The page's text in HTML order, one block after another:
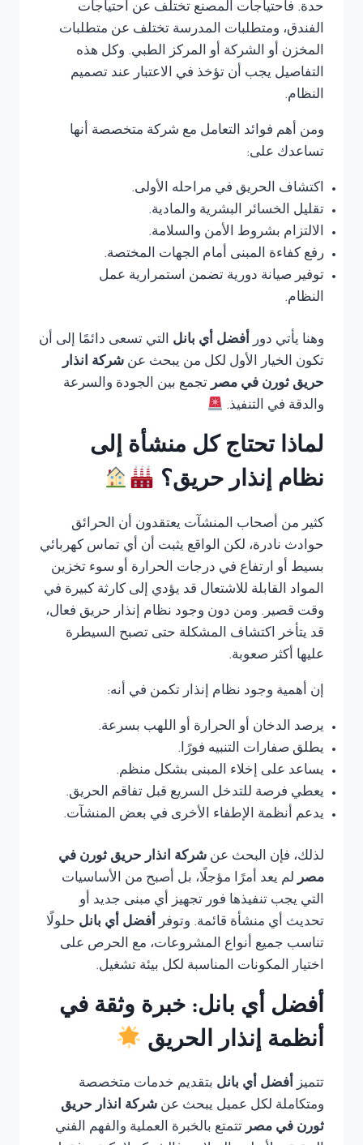
حدة. فاحتياجات المصنع تختلف عن احتياجات
الفندق، ومتطلبات المدرسة تختلف عن متطلبات
المخزن أو الشركة أو المركز الطبي. وكل هذه
التفاصيل يجب أن تؤخذ في الاعتبار عند تصميم
النظام.
ومن أهم فوائد التعامل مع شركة متخصصة أنها
تساعدك على:
اكتشاف الحريق في مراحله الأولى.
تقليل الخسائر البشرية والمادية.
الالتزام بشروط الأمن والسلامة.
رفع كفاءة المبنى أمام الجهات المختصة.
توفير صيانة دورية تضمن استمرارية عمل
النظام.
وهنا يأتي دور أفضل أي بانل التي تسعى دائمًا إلى أن
تكون الخيار الأول لكل من يبحث عن شركة انذار
حريق ثورن في مصرتجمع بين الجودة والسرعة
والدقة في التنفيذ.
لماذا تحتاج كل منشأة إلى
نظام إنذار حريق؟
كثير من أصحاب المنشآت يعتقدون أن الحرائق
حوادث نادرة، لكن الواقع يثبت أن أي تماس كهربائي
بسيط أو ارتفاع في درجات الحرارة أو سوء تخزين
المواد القابلة للاشتعال قد يؤدي إلى كارثة كبيرة في
وقت قصير. ومن دون وجود نظام إنذار حريق فعال،
قد يتأخر اكتشاف المشكلة حتى تصبح السيطرة
عليها أكثر صعوبة.
إن أهمية وجود نظام إنذار تكمن في أنه:
يرصد الدخان أو الحرارة أو اللهب بسرعة.
يطلق صفارات التنبيه فورًا.
يساعد على إخلاء المبنى بشكل منظم.
يعطي فرصة للتدخل السريع قبل تفاقم الحريق.
يدعم أنظمة الإطفاء الأخرى في بعض المنشآت.
لذلك، فإن البحث عن شركة انذار حريق ثورن في
مصر لم يعد أمرًا مؤجلًا، بل أصبح من الأساسيات
التي يجب تنفيذها فور تجهيز أي مبنى جديد أو
تحديث أي منشأة قائمة. وتوفر أفضل أي بانل حلولًا
تناسب جميع أنواع المشروعات، مع الحرص على
اختيار المكونات المناسبة لكل بيئة تشغيل.
أفضل أي بانل: خبرة وثقة في
أنظمة إنذار الحريق
تتميز أفضل أي بانل بتقديم خدمات متخصصة
ومتكاملة لكل عميل يبحث عن شركة انذار حريق
ثورن في مصر تتمتع بالخبرة العملية والفهم الفني